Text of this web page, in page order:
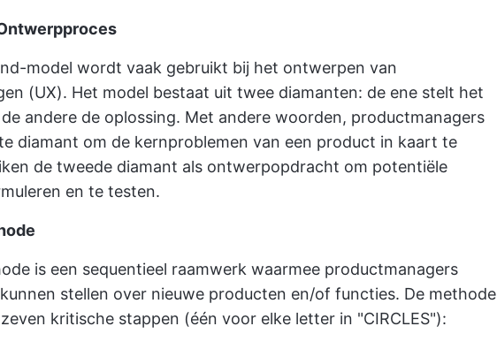
model wordt vaak gebruikt bij het ontwerpen van
(UX). Het model bestaat uit twee diamanten: de ene stelt het
andere de oplossing. Met andere woorden, productmanagers
diamant om de kernproblemen van een product in kaart te
de tweede diamant als ontwerpopdracht om potentiële
en te testen.
is een sequentieel raamwerk waarmee productmanagers
stellen over nieuwe producten en/of functies. De methode
kritische stappen (één voor elke letter in "CIRCLES"):